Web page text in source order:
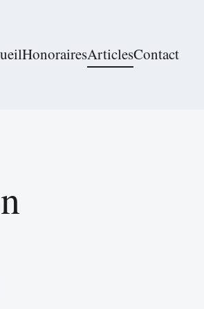
HonorairesArticlesContact